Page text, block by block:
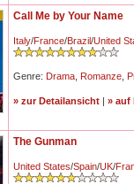
Call Me by Your Name
Italy/France/Brazil/United
Genre: Drama Romanze
» zur Detailansicht | » auf
The Gunman
United States/Spain/UK/